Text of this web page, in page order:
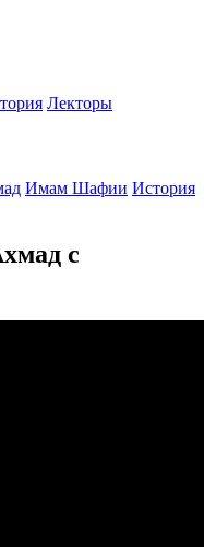
Лекторы
Имам Шафии История
с